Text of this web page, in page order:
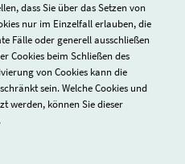
dass Sie über das Setzen von
nur im Einzelfall erlauben, die
Fälle oder generell ausschließen
Cookies beim Schließen des
von Cookies kann die
sein. Welche Cookies und
werden, können Sie dieser